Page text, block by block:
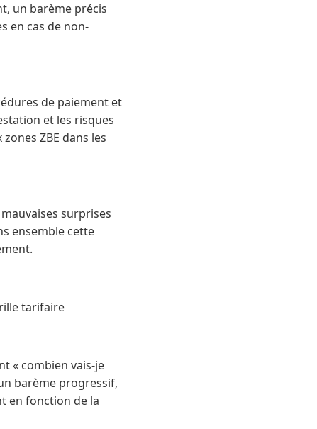
un barème précis
en cas de non-
de paiement et
et les risques
ZBE dans les
surprises
ensemble cette
tarifaire
« combien vais-je
barème progressif,
en fonction de la